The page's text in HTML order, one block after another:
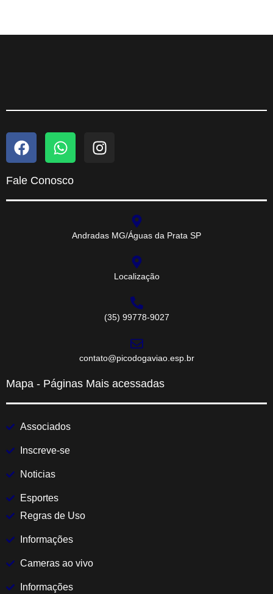
Fale Conosco
Andradas MG/Águas da Prata SP
Localização
(35) 99778-9027
contato@picodogaviao.esp.br
Mapa - Páginas Mais acessadas
Associados
Inscreve-se
Noticias
Esportes
Regras de Uso
Informações
Cameras ao vivo
Informações